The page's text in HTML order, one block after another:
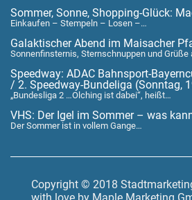
Sommer, Sonne, Shopping-Glück:
Einkaufen – Stempeln – Losen –…
Galaktischer Abend im Maisacher
Sonnenfinsternis, Sternschnuppen und Grüße
Speedway: ADAC Bahnsport-
/ 2. Speedway-Bundeliga (Sonntag,
„Bundesliga 2 …Olching ist dabei“, heißt…
VHS: Der Igel im Sommer – was
Der Sommer ist in vollem Gange…
Copyright © 2018